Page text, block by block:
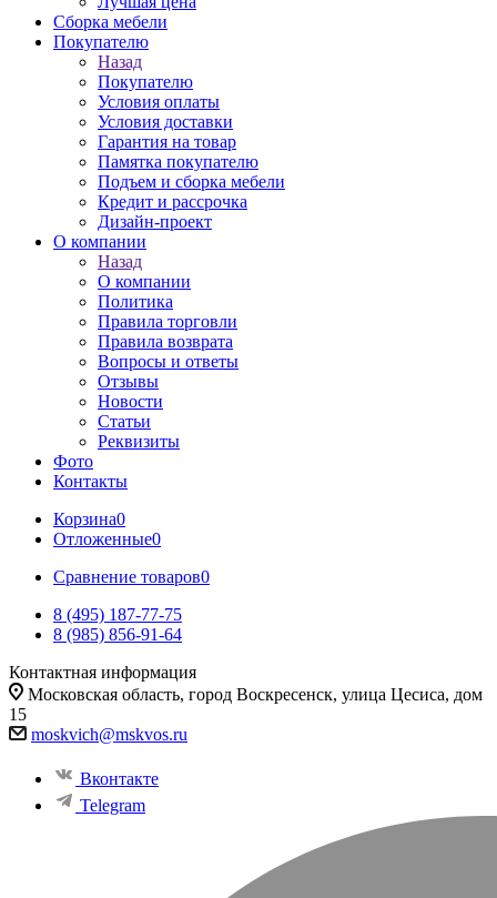
Сборка мебели
Покупателю
Назад
Покупателю
Условия оплаты
Условия доставки
Гарантия на товар
Памятка покупателю
Подъем и сборка мебели
Кредит и рассрочка
Дизайн-проект
О компании
Назад
О компании
Политика
Правила торговли
Правила возврата
Вопросы и ответы
Отзывы
Новости
Статьи
Реквизиты
Фото
Контакты
Корзина0
Отложенные0
Сравнение товаров0
8 (495) 187-77-75
8 (985) 856-91-64
Контактная информация
Московская область, город Воскресенск, улица Цесиса, дом
15
moskvich@mskvos.ru
Вконтакте
Telegram